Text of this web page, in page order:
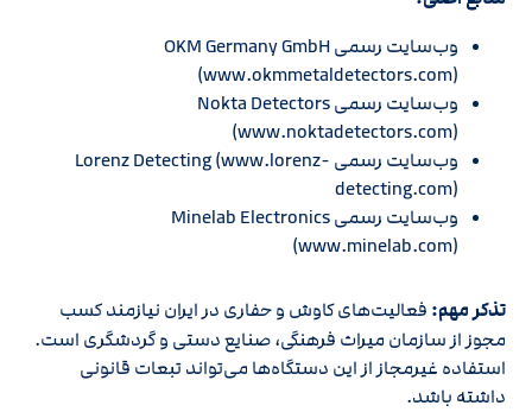
وب‌سایت رسمی OKM Germany GmbH
(www.okmmetaldetectors.com)
وب‌سایت رسمی Nokta Detectors
(www.noktadetectors.com)
وب‌سایت رسمی Lorenz Detecting (www.lorenz-
detecting.com)
وب‌سایت رسمی Minelab Electronics
(www.minelab.com)
تذکر مهم: فعالیت‌های کاوش و حفاری در ایران نیازمند کسب
مجوز از سازمان میراث فرهنگی، صنایع دستی و گردشگری است.
استفاده غیرمجاز از این دستگاه‌ها می‌تواند تبعات قانونی
داشته باشد.